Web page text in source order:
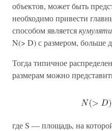
объектов, может быть
необходимо привести
способом является
N(> D) с размером, больше
Тогда типичное
размерам можно
где S — площадь, на